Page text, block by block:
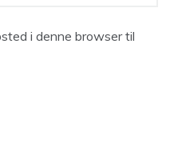
i denne browser til